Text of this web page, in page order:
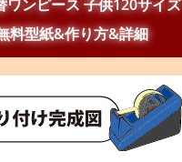
ワンピース 子供120サイズ
料型紙&作り方&詳細